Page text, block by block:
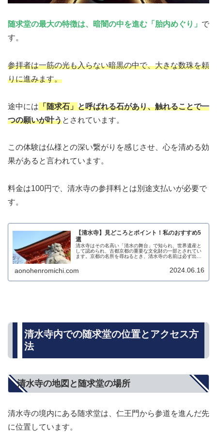
随求堂の最大の特徴は、暗闇の中を進む「胎内めぐり」 で
す。
参拝者は一筋の光も入らない暗黒の中で、大きな数珠を頼
りに進みます。
途中には 「随求石」 と呼ばれる石があり、触れることで一
つの願いが叶うとされています。
この体験は仏様との深い繋がりを感じさせ、心を清める効
果があると言われています。
料金は100円で、清水寺の参拝料とは別途支払いが必要で
す。
【清水寺】見どころとポイント！私のおすすめ5
選
清水寺はその名高い「清水の舞台」で知られ、世界遺産と
して認められ、古都京都の重要な文化財の一部とされてい
ます。京都の名所を尋ねるとき、清水寺の名前は必ず出て
aonohenromichi.com 2024.06.16
清水寺内での随求堂の位置とアクセス方
法
清水寺の地図と随求堂の場所
清水寺の境内にある随求堂は、仁王門から参道を進んだ先
に位置しています。